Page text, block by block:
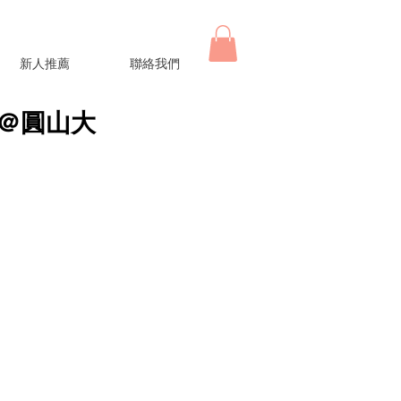
新人推薦 聯絡我們
圓山大